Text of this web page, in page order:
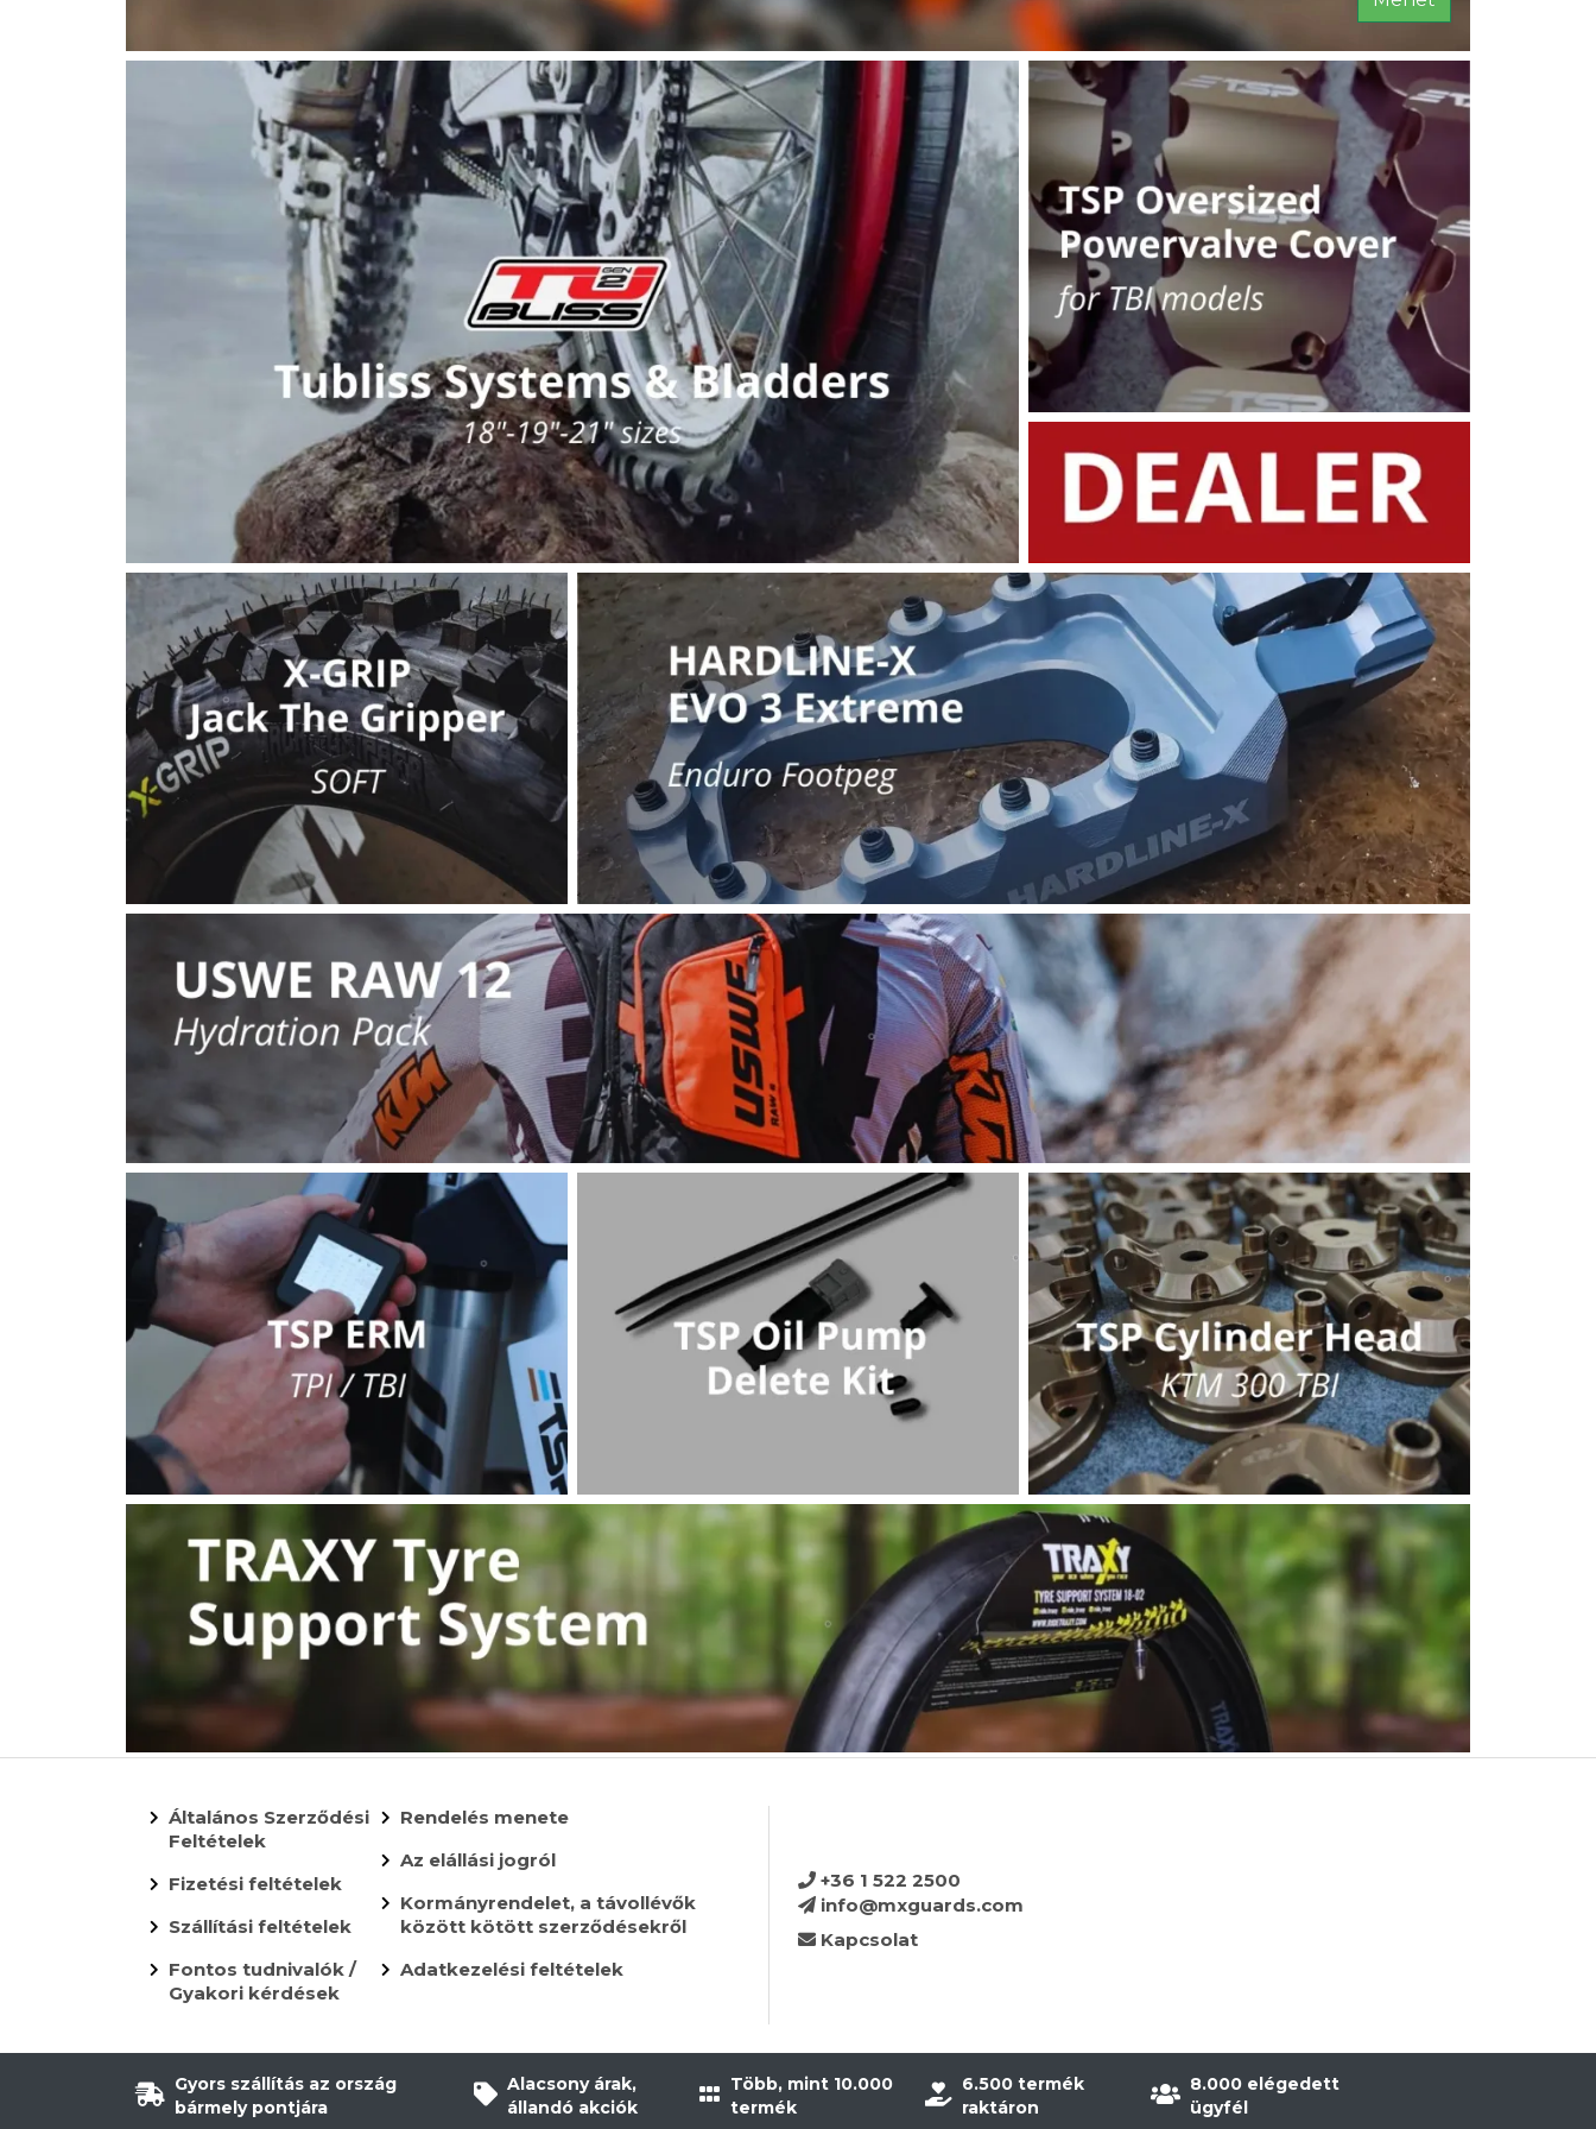
Általános Szerződési
Feltételek
Fizetési feltételek
Szállítási feltételek
Fontos tudnivalók /
Gyakori kérdések
Rendelés menete
Az elállási jogról
Kormányrendelet, a távollévők
között kötött szerződésekről
Adatkezelési feltételek
+36 1 522 2500
info@mxguards.com
Kapcsolat
Gyors szállítás az ország
bármely pontjára
Alacsony árak,
állandó akciók
Több, mint 10.000
termék
6.500 termék
raktáron
8.000 elégedett
ügyfél